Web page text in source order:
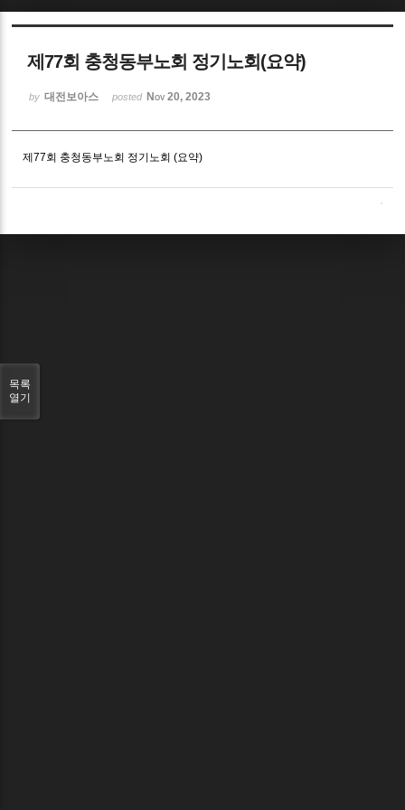
제77회 충청동부노회 정기노회(요약)
by 대전보아스 posted Nov 20, 2023
제77회 충청동부노회 정기노회 (요약)
목록
열기
Sketchbook5, 스케치북5
Sketchbook5, 스케치북5